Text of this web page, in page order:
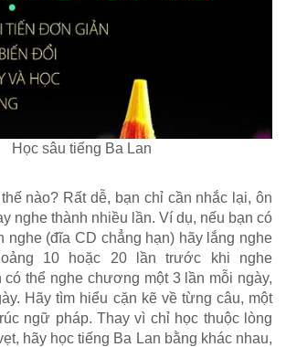
Học sâu tiếng Ba Lan
nào? Rất dễ, bạn chỉ cần nhắc lại, ôn
nghe thành nhiều lần. Ví dụ, nếu bạn có
nghe (đĩa CD chẳng hạn) hãy lắng nghe
10 hoặc 20 lần trước khi nghe
thể nghe chương một 3 lần mỗi ngày,
Hãy tìm hiểu cặn kẽ về từng câu, một
ngữ pháp. Thay vì chỉ học thuộc lòng
hãy học tiếng Ba Lan bằng khác nhau,